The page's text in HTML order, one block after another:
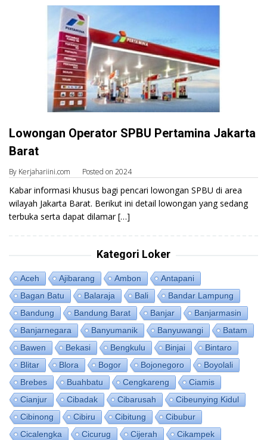
Lowongan Operator SPBU Pertamina Jakarta
Barat
By Kerjahariini.com Posted on 2024
Kabar informasi khusus bagi pencari lowongan SPBU di area
wilayah Jakarta Barat. Berikut ini detail lowongan yang sedang
terbuka serta dapat dilamar […]
Kategori Loker
Aceh Ajibarang Ambon
Antapani
Bagan Batu
Balaraja Bali
Bandar Lampung
Bandung
Bandung Barat Banjar
Banjarmasin
Banjarnegara
Banyumanik Banyuwangi
Batam
Bawen
Bekasi Bengkulu Binjai
Bintaro
Blitar
Blora Bogor Bojonegoro
Boyolali
Brebes
Buahbatu Cengkareng
Ciamis
Cianjur
Cibadak Cibarusah
Cibeunying Kidul
Cibinong
Cibiru Cibitung
Cibubur
Cicalengka
Cicurug Cijerah
Cikampek